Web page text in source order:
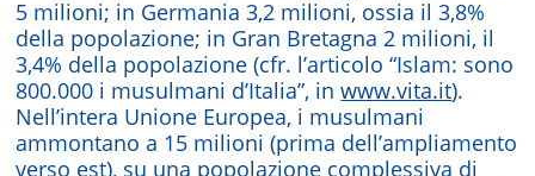
5 milioni; in Germania 3,2 milioni, ossia il 3,8%
della popolazione; in Gran Bretagna 2 milioni, il
3,4% della popolazione (cfr. l’articolo “Islam: sono
800.000 i musulmani d’Italia”, inwww.vita.it).
Nell’intera Unione Europea, i musulmani
ammontano a 15 milioni (prima dell’ampliamento
verso est), su una popolazione complessiva di